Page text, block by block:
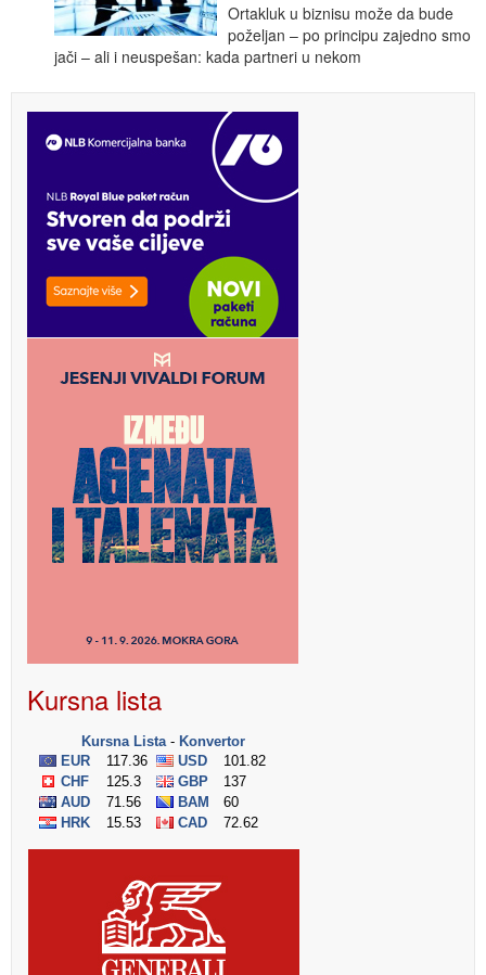
Ortakluk u biznisu može da bude
poželjan – po principu zajedno smo
jači – ali i neuspešan: kada partneri u nekom
Kursna lista